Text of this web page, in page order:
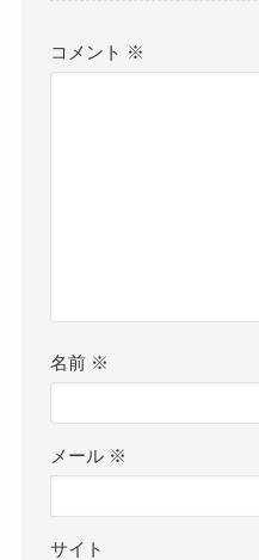
コメント ※
名前 ※
メール ※
サイト